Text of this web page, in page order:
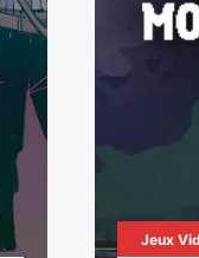
Jeux